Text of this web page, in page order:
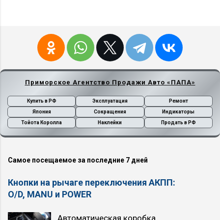
Приморское Агентство Продажи Авто «ПАПА»
Купить в РФ
Япония
Тойота Королла
Эксплуатация
Сокращения
Наклейки
Ремонт
Индикаторы
Продать в РФ
Самое посещаемое за последние 7 дней
Кнопки на рычаге переключения АКПП:
O/D, MANU и POWER
Автоматическая коробка